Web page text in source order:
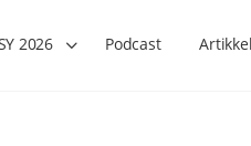
2026 Podcast